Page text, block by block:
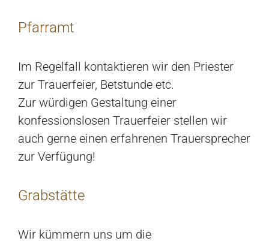
Pfarramt
Im Regelfall kontaktieren wir den Priester
zur Trauerfeier, Betstunde etc.
Zur würdigen Gestaltung einer
konfessionslosen Trauerfeier stellen wir
auch gerne einen erfahrenen Trauersprecher
zur Verfügung!
Grabstätte
Wir kümmern uns um die